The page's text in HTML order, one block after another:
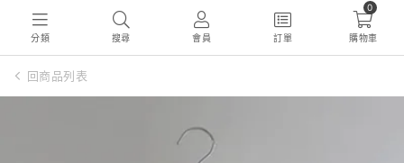
分類 搜尋 會員 訂單
0
購物車
回商品列表